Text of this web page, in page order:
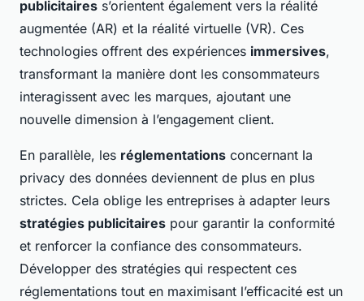
publicitaires s’orientent également vers la réalité
augmentée (AR) et la réalité virtuelle (VR). Ces
technologies offrent des expériences immersives,
transformant la manière dont les consommateurs
interagissent avec les marques, ajoutant une
nouvelle dimension à l’engagement client.
En parallèle, les réglementations concernant la
privacy des données deviennent de plus en plus
strictes. Cela oblige les entreprises à adapter leurs
stratégies publicitaires pour garantir la conformité
et renforcer la confiance des consommateurs.
Développer des stratégies qui respectent ces
réglementations tout en maximisant l’efficacité est un